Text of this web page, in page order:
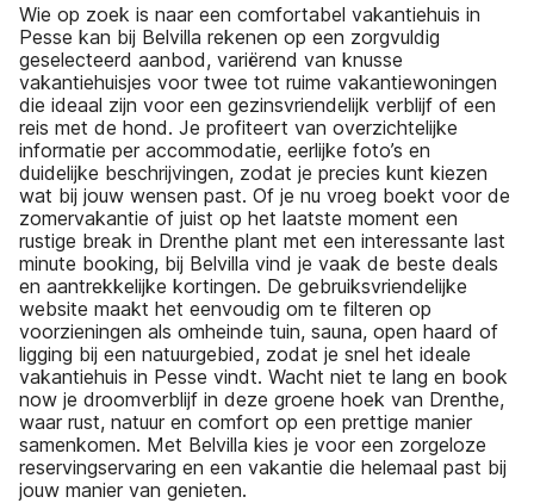
Wie op zoek is naar een comfortabel vakantiehuis in
Pesse kan bij Belvilla rekenen op een zorgvuldig
geselecteerd aanbod, variërend van knusse
vakantiehuisjes voor twee tot ruime vakantiewoningen
die ideaal zijn voor een gezinsvriendelijk verblijf of een
reis met de hond. Je profiteert van overzichtelijke
informatie per accommodatie, eerlijke foto’s en
duidelijke beschrijvingen, zodat je precies kunt kiezen
wat bij jouw wensen past. Of je nu vroeg boekt voor de
zomervakantie of juist op het laatste moment een
rustige break in Drenthe plant met een interessante last
minute booking, bij Belvilla vind je vaak de beste deals
en aantrekkelijke kortingen. De gebruiksvriendelijke
website maakt het eenvoudig om te filteren op
voorzieningen als omheinde tuin, sauna, open haard of
ligging bij een natuurgebied, zodat je snel het ideale
vakantiehuis in Pesse vindt. Wacht niet te lang en book
now je droomverblijf in deze groene hoek van Drenthe,
waar rust, natuur en comfort op een prettige manier
samenkomen. Met Belvilla kies je voor een zorgeloze
reservingservaring en een vakantie die helemaal past bij
jouw manier van genieten.